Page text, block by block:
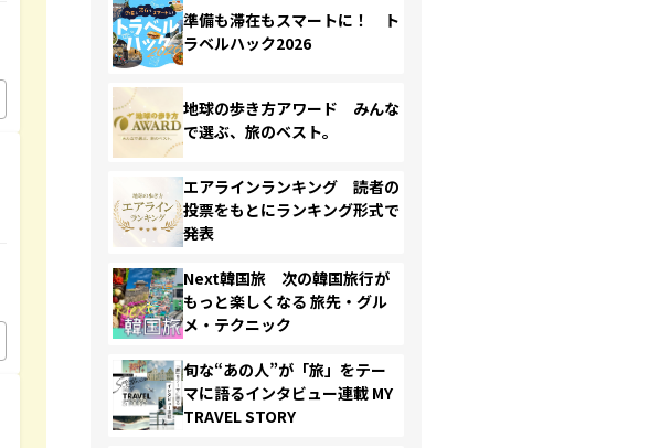
準備も滞在もスマートに！ ト
ラベルハック2026
地球の歩き方アワード みんな
で選ぶ、旅のベスト。
エアラインランキング 読者の
投票をもとにランキング形式で
発表
Next韓国旅 次の韓国旅行が
もっと楽しくなる 旅先・グル
メ・テクニック
旬な“あの人”が「旅」をテー
マに語るインタビュー連載 MY
TRAVEL STORY